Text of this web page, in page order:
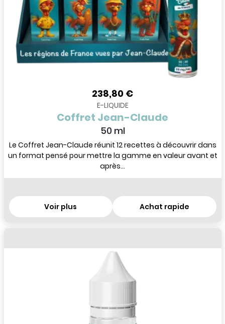
238,80 €
E-LIQUIDE
Coffret Jean-Claude
50 ml
Le Coffret Jean-Claude réunit 12 recettes à découvrir dans
un format pensé pour mettre la gamme en valeur avant et
après...
Voir plus Achat rapide